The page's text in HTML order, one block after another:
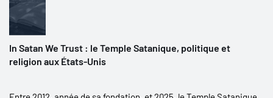
In Satan We Trust : le Temple Satanique, politique et
religion aux États-Unis